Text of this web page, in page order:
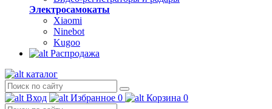
Электросамокаты
Xiaomi
Ninebot
Kugoo
Распродажа
каталог
Вход Избранное 0 Корзина 0